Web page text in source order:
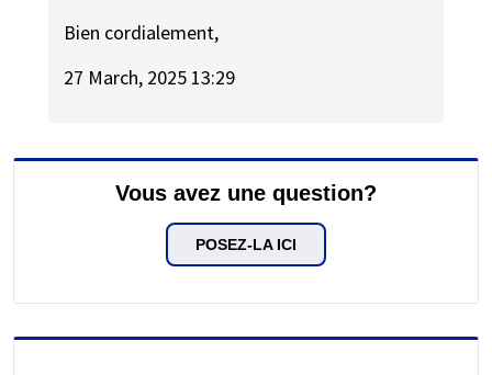
Bien cordialement,
27 March, 2025 13:29
Vous avez une question?
POSEZ-LA ICI